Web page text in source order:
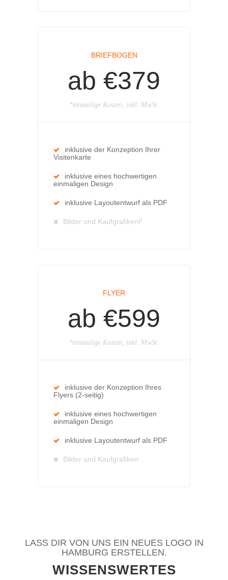
BRIEFBOGEN
ab €379
*einmalige Kosten, inkl. MwSt.
inklusive der Konzeption Ihrer
Visitenkarte
inklusive eines hochwertigen
einmaligen Design
inklusive Layoutentwurf als PDF
Bilder und KaufgrafikenF
FLYER
ab €599
*einmalige Kosten, inkl. MwSt.
inklusive der Konzeption Ihres
Flyers (2-seitig)
inklusive eines hochwertigen
einmaligen Design
inklusive Layoutentwurf als PDF
Bilder und Kaufgrafiken
LASS DIR VON UNS EIN NEUES LOGO IN
HAMBURG ERSTELLEN.
WISSENSWERTES